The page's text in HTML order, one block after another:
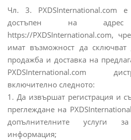
Чл. 3. PXDSInternational.com e
достъпен на
https://PXDSInternational.com,
имат възможност да сключват
продажба и доставка на
PXDSInternational.com
включително следното:
1. Да извършат регистрация и
преглеждане на
допълнителните услуги
информация;